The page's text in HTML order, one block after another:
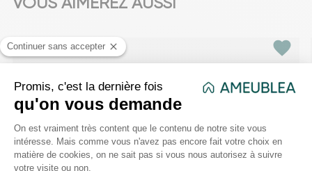
favorite